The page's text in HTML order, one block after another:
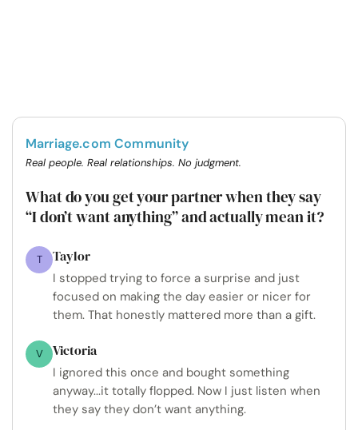
Marriage.com Community
Real people. Real relationships. No judgment.
What do you get your partner when they say
“I don’t want anything” and actually mean it?
T Taylor
I stopped trying to force a surprise and just
focused on making the day easier or nicer for
them. That honestly mattered more than a gift.
V Victoria
I ignored this once and bought something
anyway...it totally flopped. Now I just listen when
they say they don’t want anything.